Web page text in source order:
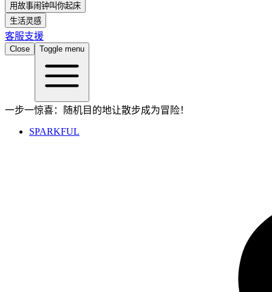
用故事闹钟叫你起床
生活灵感
客服支援
Close Toggle menu
一步一惊喜：随机目的地让散步成为冒险！
SPARKFUL